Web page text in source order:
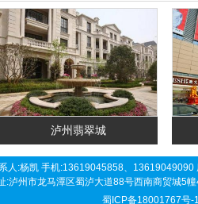
泸州翡翠城
人:杨凯 手机:13619045858、
:泸州市龙马潭区蜀泸大道88号西南商贸城5
蜀ICP备18001767号-1